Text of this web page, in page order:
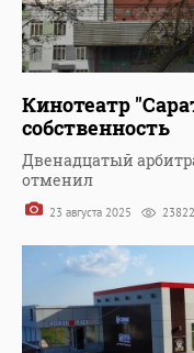
Кинотеатр
собственность
Двенадцатый
отменил
23 августа 2025 23822